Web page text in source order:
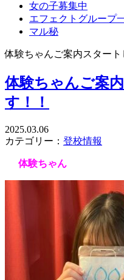
女の子募集中
エフェクトグループ
マル秘
体験ちゃんご案内スタート
体験ちゃんご案
す！！
2025.03.06
カテゴリー： 登校情報
体験ちゃん